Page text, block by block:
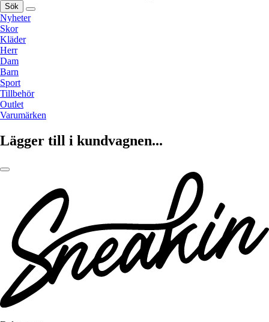
Sök
Nyheter
Skor
Kläder
Herr
Dam
Barn
Sport
Tillbehör
Outlet
Varumärken
Lägger till i kundvagnen...